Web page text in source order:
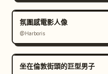
氛圍感電影人像
@Harboris
坐在倫敦街頭的巨型男子